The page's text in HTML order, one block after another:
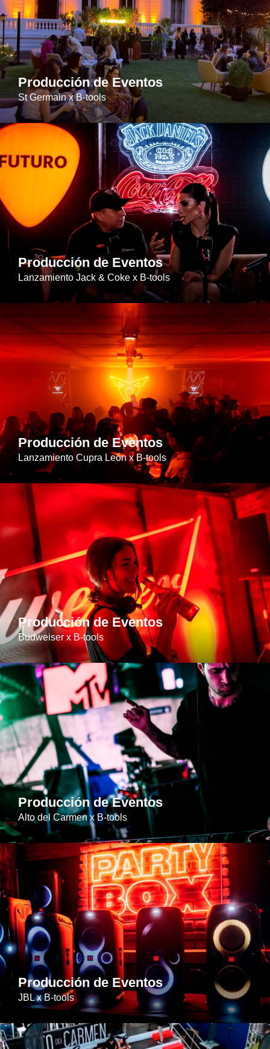
Producción de Eventos
St Germain x B-tools
Producción de Eventos
Lanzamiento Jack & Coke x B-tools
Producción de Eventos
Lanzamiento Cupra León x B-tools
Producción de Eventos
Budweiser x B-tools
Producción de Eventos
Alto del Carmen x B-tools
Producción de Eventos
JBL x B-tools